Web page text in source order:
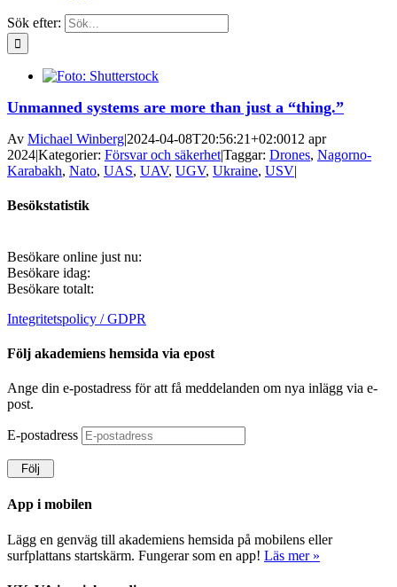
Sök efter:
Unmanned systems are more than just a “thing.”
Av Michael Winberg|2024-04-08T20:56:21+02:0012 apr
2024|Kategorier: Försvar och säkerhet|Taggar: Drones, Nagorno-
Karabakh, Nato, UAS, UAV, UGV, Ukraine, USV|
Besökstatistik
Besökare online just nu:
Besökare idag:
Besökare totalt:
Integritetspolicy / GDPR
Följ akademiens hemsida via epost
Ange din e-postadress för att få meddelanden om nya inlägg via e-
post.
E-postadress
Följ
App i mobilen
Lägg en genväg till akademiens hemsida på mobilens eller
surfplattans startskärm. Fungerar som en app! Läs mer »